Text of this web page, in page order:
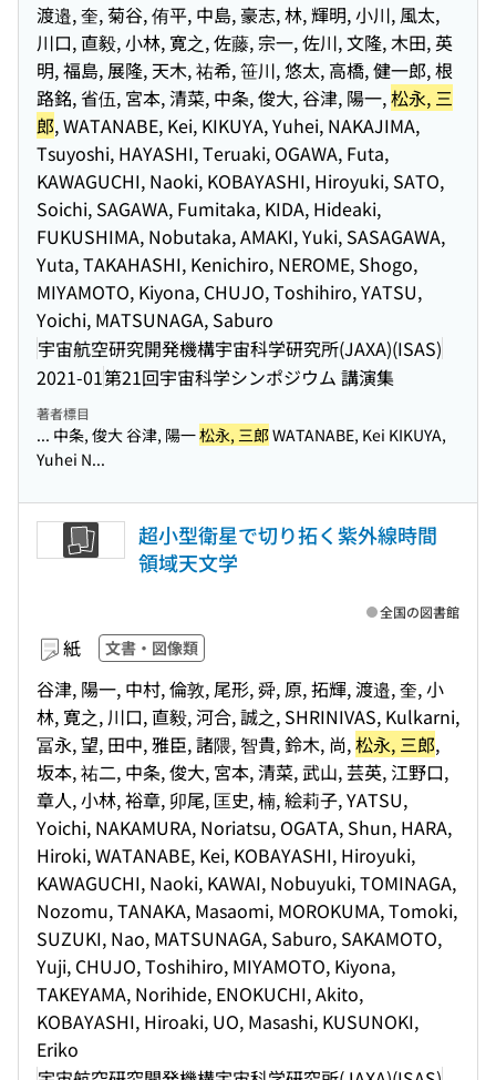
渡邉, 奎, 菊谷, 侑平, 中島, 豪志, 林, 輝明, 小川, 風太,
川口, 直毅, 小林, 寛之, 佐藤, 宗一, 佐川, 文隆, 木田, 英
明, 福島, 展隆, 天木, 祐希, 笹川, 悠太, 高橋, 健一郎, 根
路銘, 省伍, 宮本, 清菜, 中条, 俊大, 谷津, 陽一,松永, 三
郎, WATANABE, Kei, KIKUYA, Yuhei, NAKAJIMA,
Tsuyoshi, HAYASHI, Teruaki, OGAWA, Futa,
KAWAGUCHI, Naoki, KOBAYASHI, Hiroyuki, SATO,
Soichi, SAGAWA, Fumitaka, KIDA, Hideaki,
FUKUSHIMA, Nobutaka, AMAKI, Yuki, SASAGAWA,
Yuta, TAKAHASHI, Kenichiro, NEROME, Shogo,
MIYAMOTO, Kiyona, CHUJO, Toshihiro, YATSU,
Yoichi, MATSUNAGA, Saburo
宇宙航空研究開発機構宇宙科学研究所(JAXA)(ISAS)
2021-01第21回宇宙科学シンポジウム 講演集
著者標目
... 中条, 俊大 谷津, 陽一松永, 三郎WATANABE, Kei KIKUYA,
Yuhei N...
超小型衛星で切り拓く紫外線時間
領域天文学
紙 文書・図像類
谷津, 陽一, 中村, 倫敦, 尾形, 舜, 原, 拓輝, 渡邉, 奎, 小
林, 寛之, 川口, 直毅, 河合, 誠之, SHRINIVAS, Kulkarni,
冨永, 望, 田中, 雅臣, 諸隈, 智貴, 鈴木, 尚,松永, 三郎,
坂本, 祐二, 中条, 俊大, 宮本, 清菜, 武山, 芸英, 江野口,
章人, 小林, 裕章, 卯尾, 匡史, 楠, 絵莉子, YATSU,
Yoichi, NAKAMURA, Noriatsu, OGATA, Shun, HARA,
Hiroki, WATANABE, Kei, KOBAYASHI, Hiroyuki,
KAWAGUCHI, Naoki, KAWAI, Nobuyuki, TOMINAGA,
Nozomu, TANAKA, Masaomi, MOROKUMA, Tomoki,
SUZUKI, Nao, MATSUNAGA, Saburo, SAKAMOTO,
Yuji, CHUJO, Toshihiro, MIYAMOTO, Kiyona,
TAKEYAMA, Norihide, ENOKUCHI, Akito,
KOBAYASHI, Hiroaki, UO, Masashi, KUSUNOKI,
Eriko
全国の図書館